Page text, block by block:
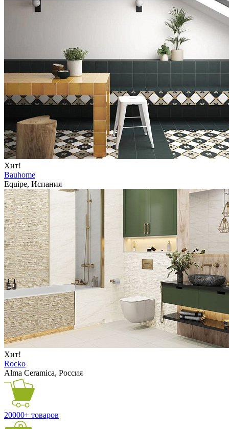
Хит!
Bauhome
Equipe, Испания
Хит!
Rocko
Alma Ceramica, Россия
20000+ товаров